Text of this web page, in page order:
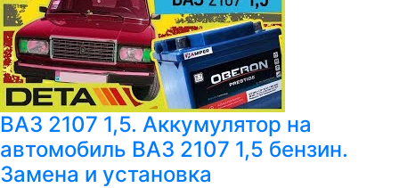
ВАЗ 2107 1,5. Аккумулятор на
автомобиль ВАЗ 2107 1,5 бензин.
Замена и установка